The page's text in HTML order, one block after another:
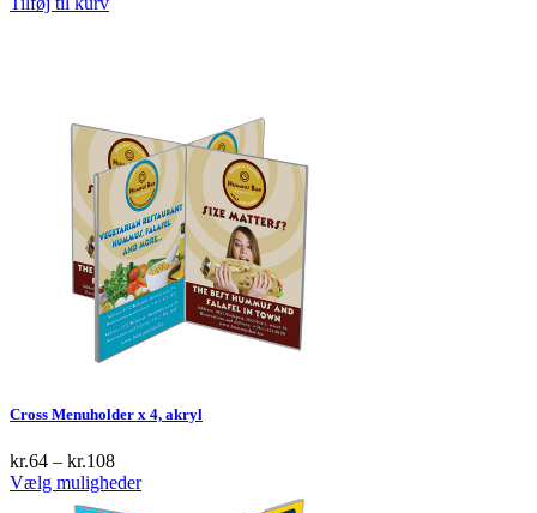
Cross Menuholder x 4, akryl
kr.64 – kr.108
Vælg mulighederThis